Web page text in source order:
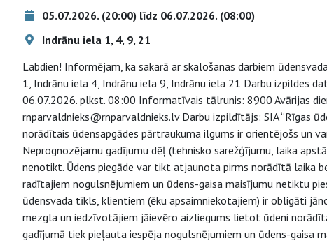
05.07.2026. (20:00) līdz 06.07.2026. (08:00)
Indrānu iela 1, 4, 9, 21
Labdien! Informējam, ka sakarā ar skalošanas darbiem
1, Indrānu iela 4, Indrānu iela 9, Indrānu iela 21 Darbu izpildes
06.07.2026. plkst. 08:00 Informatīvais tālrunis: 8900 Avārijas
rnparvaldnieks@rnparvaldnieks.lv Darbu izpildītājs: SIA “Rīgas
norādītais ūdensapgādes pārtraukuma ilgums ir orientējošs un
Neprognozējamu gadījumu dēļ (tehnisko sarežģījumu, laika
nenotikt. Ūdens piegāde var tikt atjaunota pirms norādītā laika
radītajiem nogulsnējumiem un ūdens-gaisa maisījumu netiktu
ūdensvada tīkls, klientiem (ēku apsaimniekotajiem) ir obligāti
mezgla un iedzīvotājiem jāievēro aizliegums lietot ūdeni
gadījumā tiek pieļauta iespēja nogulsnējumiem un ūdens-gaisa